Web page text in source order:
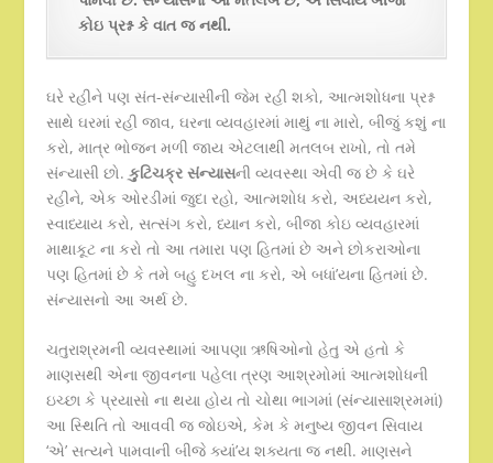
કોઇ પ્રશ્ન કે વાત જ નથી.
ઘરે રહીને પણ સંત-સંન્યાસીની જેમ રહી શકો, આત્મશોધના પ્રશ્ન
સાથે ઘરમાં રહી જાવ, ઘરના વ્યવહારમાં માથું ના મારો, બીજું કશું ના
કરો, માત્ર ભોજન મળી જાય એટલાથી મતલબ રાખો, તો તમે
સંન્યાસી છો.કુટિચક્ર સંન્યાસની વ્યવસ્થા એવી જ છે કે ઘરે
રહીને, એક ઓરડીમાં જુદા રહો, આત્મશોધ કરો, અધ્યયન કરો,
સ્વાધ્યાય કરો, સત્સંગ કરો, ધ્યાન કરો, બીજા કોઇ વ્યવહારમાં
માથાકૂટ ના કરો તો આ તમારા પણ હિતમાં છે અને છોકરાઓના
પણ હિતમાં છે કે તમે બહુ દખલ ના કરો, એ બધાં’યના હિતમાં છે.
સંન્યાસનો આ અર્થ છે.
ચતુરાશ્રમની વ્યવસ્થામાં આપણા ઋષિઓનો હેતુ એ હતો કે
માણસથી એના જીવનના પહેલા ત્રણ આશ્રમોમાં આત્મશોધની
ઇચ્છા કે પ્રયાસો ના થયા હોય તો ચોથા ભાગમાં (સંન્યાસાશ્રમમાં)
આ સ્થિતિ તો આવવી જ જોઇએ, કેમ કે મનુષ્ય જીવન સિવાય
‘એ’ સત્યને પામવાની બીજે ક્યાં’ય શક્યતા જ નથી. માણસને